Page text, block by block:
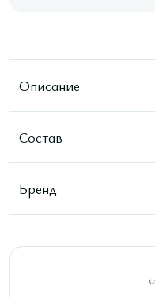
Описание
Состав
Бренд